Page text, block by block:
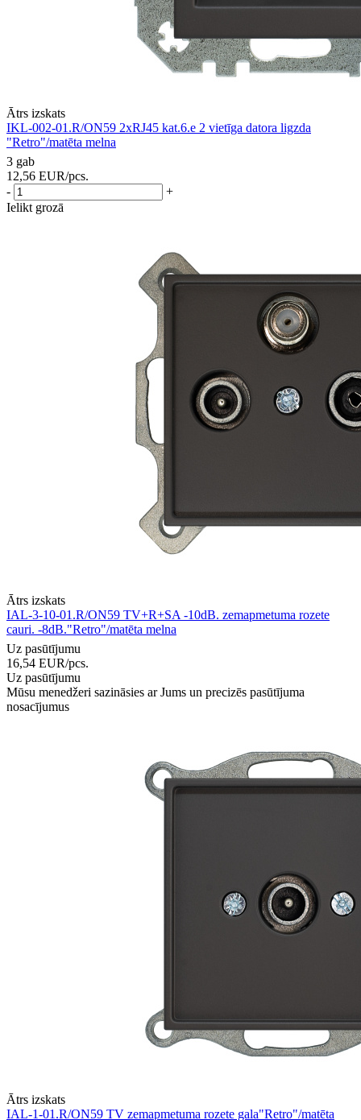
Ātrs izskats
IKL-002-01.R/ON59 2xRJ45 kat.6.e 2 vietīga datora ligzda
"Retro"/matēta melna
3 gab
12,56 EUR/pcs.
-
+
Ielikt grozā
Ātrs izskats
IAL-3-10-01.R/ON59 TV+R+SA -10dB. zemapmetuma rozete
cauri. -8dB."Retro"/matēta melna
Uz pasūtījumu
16,54 EUR/pcs.
Uz pasūtījumu
Mūsu menedžeri sazināsies ar Jums un precizēs pasūtījuma
nosacījumus
Ātrs izskats
IAL-1-01.R/ON59 TV zemapmetuma rozete gala"Retro"/matēta